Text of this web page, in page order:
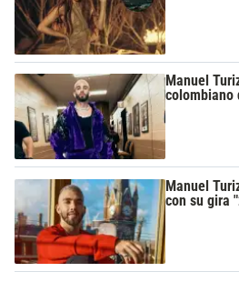
Manuel
colombiano
Manuel
con su gira